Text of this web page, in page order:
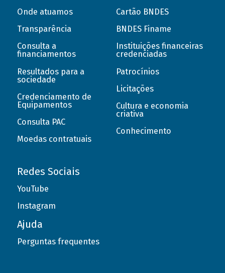
Onde atuamos
Transparência
Consulta a
financiamentos
Resultados para a
sociedade
Credenciamento de
Equipamentos
Consulta PAC
Moedas contratuais
Cartão BNDES
BNDES Finame
Instituições financeiras
credenciadas
Patrocínios
Licitações
Cultura e economia
criativa
Conhecimento
Redes Sociais
YouTube
Instagram
Ajuda
Perguntas frequentes